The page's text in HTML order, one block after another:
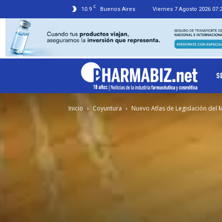
10.9 C Buenos Aires Viernes 7 Agosto 2026
Inicio Coyuntura Nuevo Atlas de Legislación del